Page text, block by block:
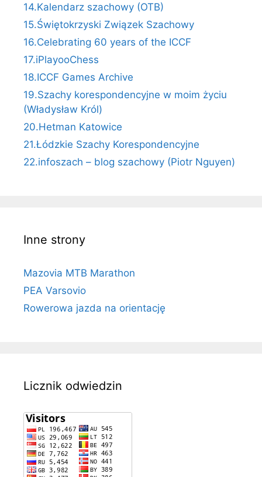
14.Kalendarz szachowy (OTB)
15.Świętokrzyski Związek Szachowy
16.Celebrating 60 years of the ICCF
17.iPlayooChess
18.ICCF Games Archive
19.Szachy korespondencyjne w moim życiu
(Władysław Król)
20.Hetman Katowice
21.Łódzkie Szachy Korespondencyjne
22.infoszach – blog szachowy (Piotr Nguyen)
Inne strony
Mazovia MTB Marathon
PEA Varsovio
Rowerowa jazda na orientację
Licznik odwiedzin